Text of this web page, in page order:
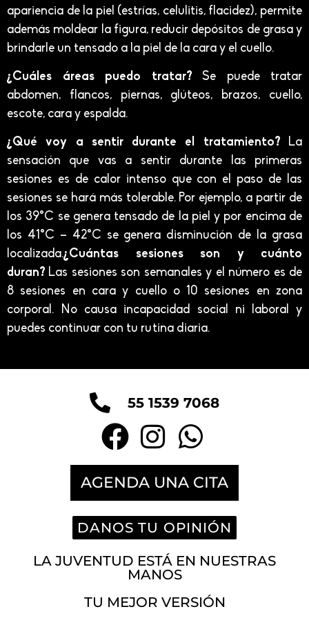
apariencia de la piel (estrías, celulitis, flacidez), permite
además moldear la figura, reducir depósitos de grasa y
brindarle un tensado a la piel de la cara y el cuello.
¿Cuáles áreas puedo tratar?Se puede tratar
abdomen, flancos, piernas, glúteos, brazos, cuello,
escote, cara y espalda.
¿Qué voy a sentir durante el tratamiento?La
sensación que vas a sentir durante las primeras
sesiones es de calor intenso que con el paso de las
sesiones se hará más tolerable. Por ejemplo, a partir de
los 39°C se genera tensado de la piel y por encima de
los 41°C – 42°C se genera disminución de la grasa
localizada.¿Cuántas sesiones son y cuánto
duran? Las sesiones son semanales y el número es de
8 sesiones en cara y cuello o 10 sesiones en zona
corporal. No causa incapacidad social ni laboral y
puedes continuar con tu rutina diaria.
55 1539 7068
AGENDA UNA CITA
DANOS TU OPINIÓN
LA JUVENTUD ESTÁ EN NUESTRAS
MANOS
TU MEJOR VERSIÓN